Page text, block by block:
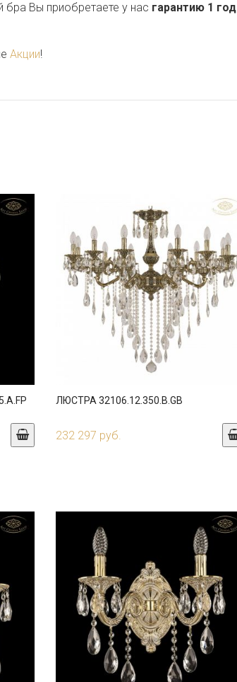
бра Вы приобретаете у нас гарантию 1 год
Акции!
ЛЮСТРА 32106.12.350.B.GB
232 297 руб.